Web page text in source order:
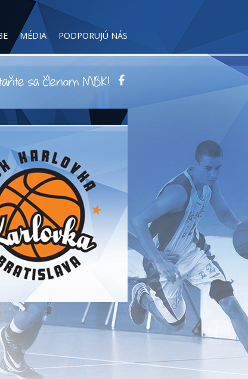
MÉDIA PODPORUJÚ NÁS